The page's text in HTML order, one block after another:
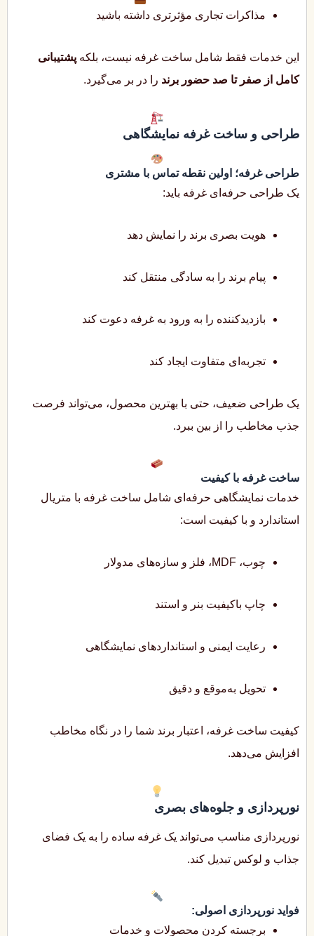
مذاکرات تجاری مؤثرتری داشته باشید
این خدمات فقط شامل ساخت غرفه نیست، بلکه پشتیبانی
کامل از صفر تا صد حضور برند را در بر می‌گیرد.
طراحی و ساخت غرفه نمایشگاهی
طراحی غرفه؛ اولین نقطه تماس با مشتری
یک طراحی حرفه‌ای غرفه باید:
هویت بصری برند را نمایش دهد
پیام برند را به سادگی منتقل کند
بازدیدکننده را به ورود به غرفه دعوت کند
تجربه‌ای متفاوت ایجاد کند
یک طراحی ضعیف، حتی با بهترین محصول، می‌تواند فرصت
جذب مخاطب را از بین ببرد.
ساخت غرفه با کیفیت
خدمات نمایشگاهی حرفه‌ای شامل ساخت غرفه با متریال
استاندارد و با کیفیت است:
چوب، MDF، فلز و سازه‌های مدولار
چاپ باکیفیت بنر و استند
رعایت ایمنی و استانداردهای نمایشگاهی
تحویل به‌موقع و دقیق
کیفیت ساخت غرفه، اعتبار برند شما را در نگاه مخاطب
افزایش می‌دهد.
نورپردازی و جلوه‌های بصری
نورپردازی مناسب می‌تواند یک غرفه ساده را به یک فضای
جذاب و لوکس تبدیل کند.
فواید نورپردازی اصولی:
برجسته کردن محصولات و خدمات